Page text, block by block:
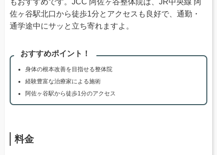
もおすすめです。JCC 阿佐ヶ谷整体院は、JR中央線 阿
佐ヶ谷駅北口から徒歩1分とアクセスも良好で、通勤・
通学途中にサッと立ち寄れますよ。
おすすめポイント！
身体の根本改善を目指せる整体院
経験豊富な治療家による施術
阿佐ヶ谷駅から徒歩1分のアクセス
料金